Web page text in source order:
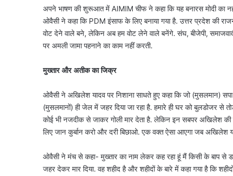
अपने भाषण की शुरूआत में AIMIM चीफ ने कहा कि यह बनारस मोदी का
ओवैसी ने कहा कि PDM इंसाफ के लिए बनाया गया है. उत्तर प्रदेश की
वोट देने वाले बने, लेकिन अब हम वोट लेने वाले बनेंगे. संघ, बीजेपी,
पर अमली जामा पहनाने का काम नहीं करती.
मुख्तार और अतीक का जिक्र
ओवैसी ने अखिलेश यादव पर निशाना साधते हुए कहा कि जो (मुसलमान)
(मुसलमानों) ही जेल में जहर दिया जा रहा है. हमारे ही घर को बुलडोजर से
कोई भी नजदीक से जाकर गोली मार देता है. लेकिन इन सबपर अखिलेश की
लिए जान कुर्बान करो और दरी बिछाओ. एक वक्त ऐसा आएगा जब अखिलेश
ओवैसी ने मंच से कहा- मुख्तार का नाम लेकर कह रहा हूं मैं किसी के बाप से
जहर देकर मार दिया. वह शहीद है और शहीदों के बारे में कहा गया है कि